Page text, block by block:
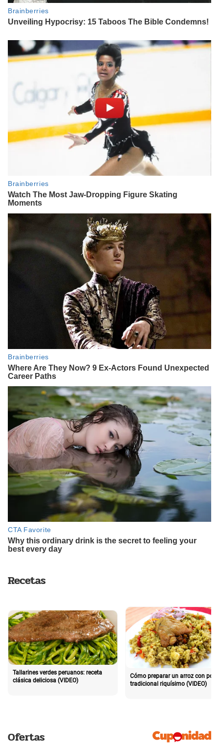
Recetas
Tallarines verdes peruanos: receta
clásica deliciosa (VIDEO)
Cómo preparar un arroz con pollo
tradicional riquísimo (VIDEO)
Ofertas